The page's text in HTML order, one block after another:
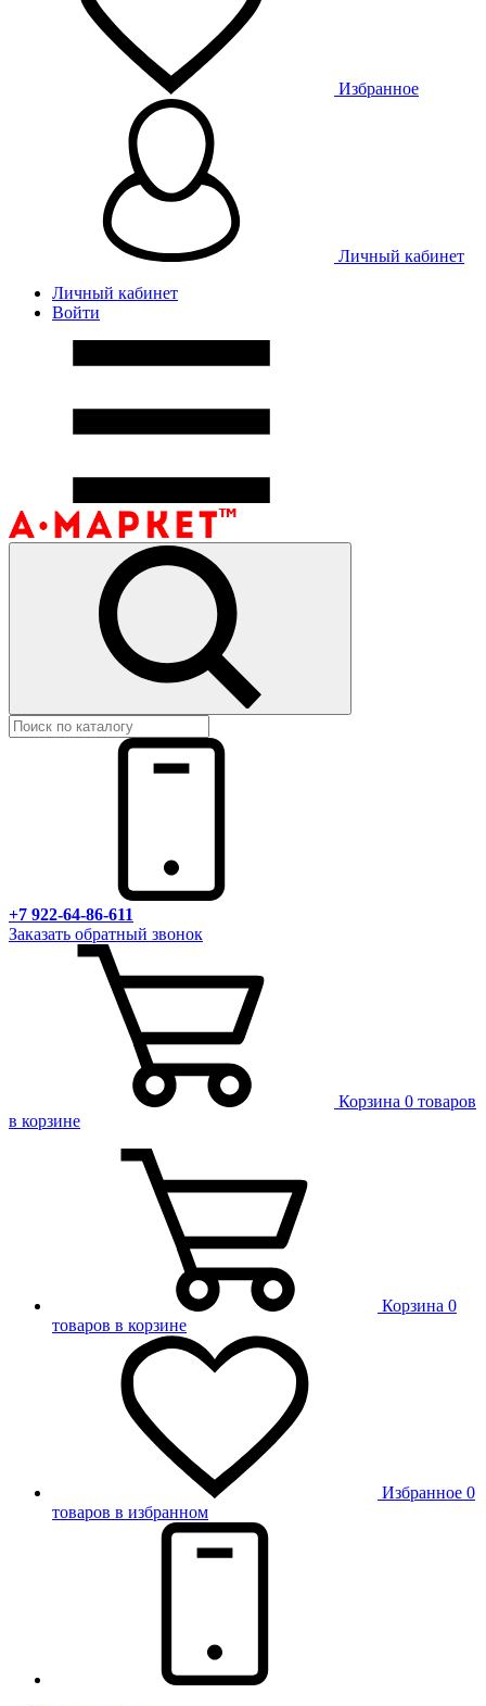
Избранное
Личный кабинет
Личный кабинет
Войти
+7 922-64-86-611
Заказать обратный звонок
Корзина 0 товаров
в корзине
Корзина 0
товаров в корзине
Избранное 0
товаров в избранном